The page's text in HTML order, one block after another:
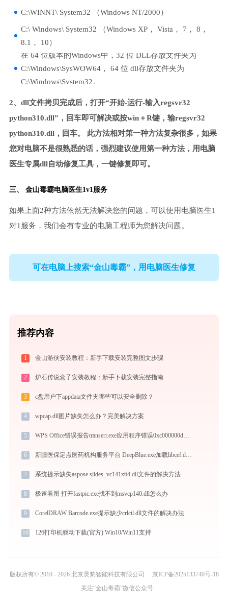
C:\WINNT\ System32 （Windows NT/2000）
C:\ Windows\ System32 （Windows XP， Vista， 7， 8，
8.1， 10）
在 64 位版本的Windows中，32 位 DLL存放文件夹为
C:\Windows\SysWOW64， 64 位 dll存放文件夹为
C:\Windows\System32。
2、dll文件拷贝完成后，打开“开始-运行-输入regsvr32
python310.dll”，回车即可解决或按win＋R键，输regsvr32
python310.dll，回车。 此方法相对第一种方法复杂很多，如果
您对电脑不是很熟悉的话，强烈建议使用第一种方法，用电脑
医生专属dll自动修复工具，一键修复即可。
三、 金山毒霸电脑医生1v1服务
如果上面2种方法依然无法解决您的问题，可以使用电脑医生1
对1服务，我们会有专业的电脑工程师为您解决问题。
可在电脑上搜索“金山毒霸”，用电脑医生修复
推荐内容
1 金山游侠安装教程：新手下载安装完整图文步骤
2 炉石传说盒子安装教程：新手下载安装完整指南
3 c盘用户下appdata文件夹哪些可以安全删除？
4 wpcap.dll图片缺失怎么办？完美解决方案
5 WPS Office错误报告transerr.exe应用程序错误0xc000000d解决方法
6 新疆医保定点医药机构服务平台 DeepBlue.exe加载libcef.dll文件丢失处理办法
7 系统提示缺失aspose.slides_vc141x64.dll文件的解决方法
8 极速看图 打开fastpic.exe找不到msvcp140.dll怎么办
9 CorelDRAW Barcode.exe提示缺少crlctl.dll文件的解决办法
10 126打印机驱动下载(官方) Win10/Win11支持
版权所有© 2010 - 2026 北京灵豹智能科技有限公司
京ICP备2025133740号-18
关注“金山毒霸”微信公众号